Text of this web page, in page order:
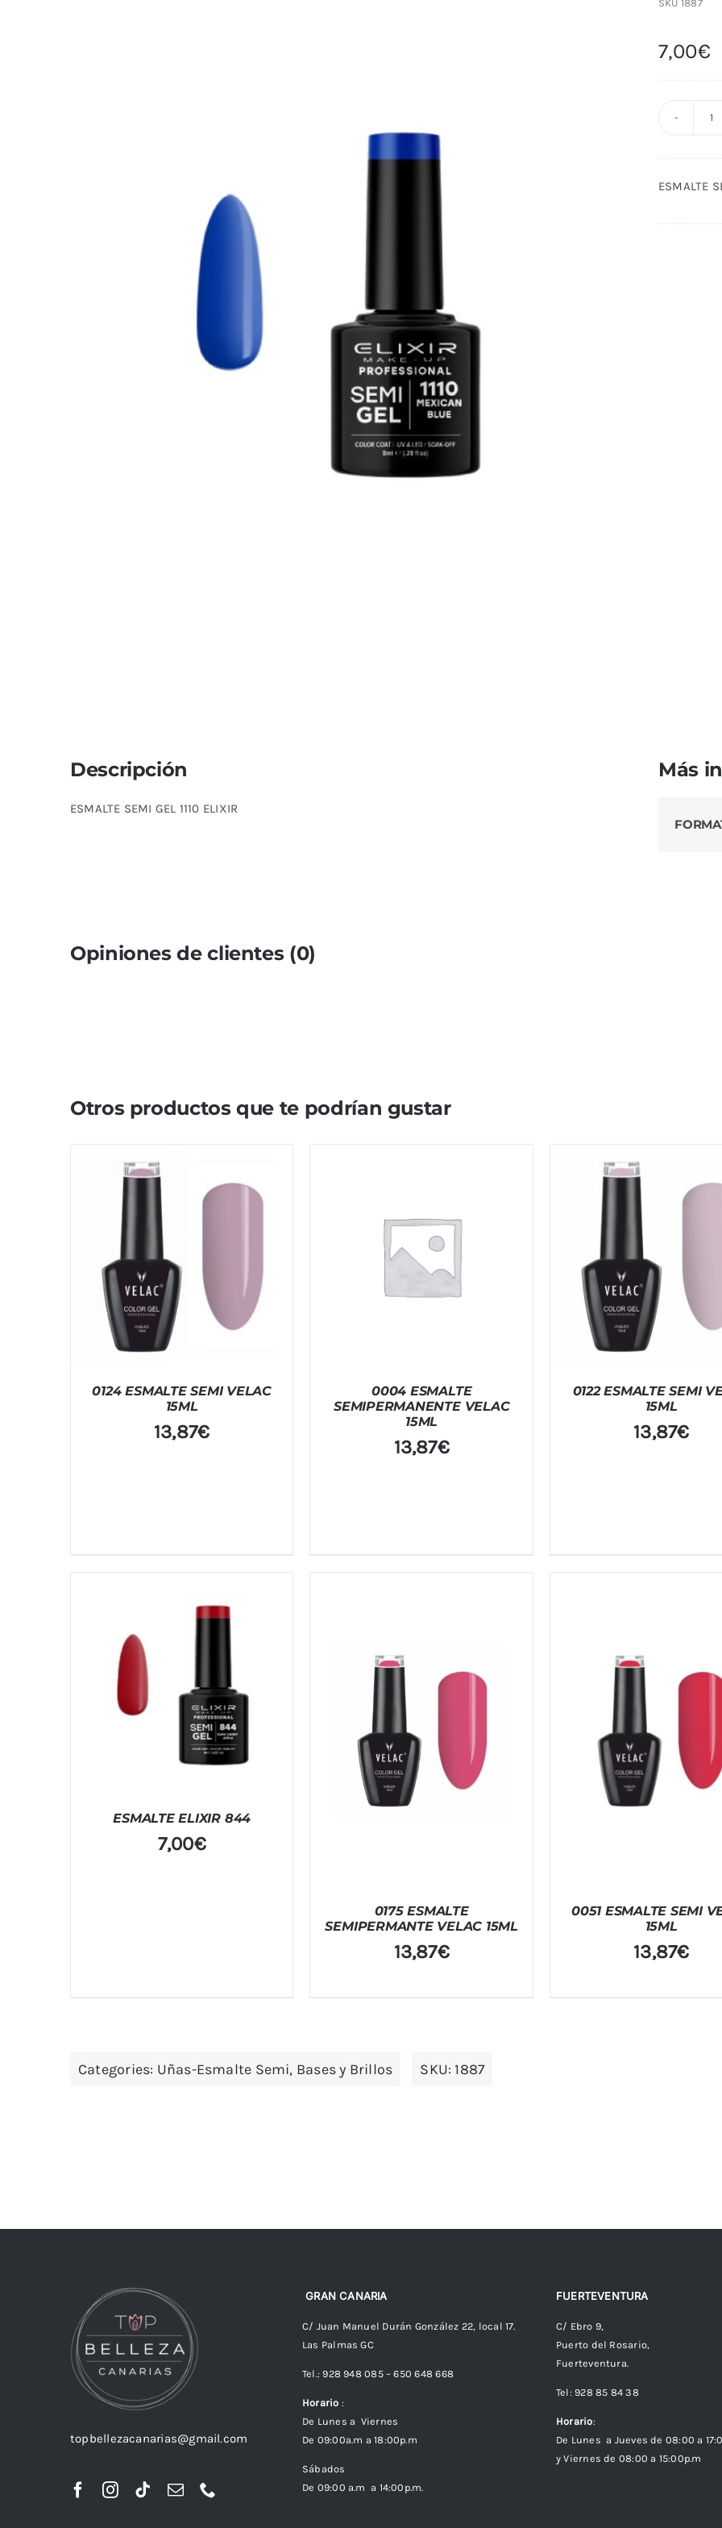
SKU 1887
7,00€
ESMALTE
Descripción
ESMALTE SEMI GEL 1110 ELIXIR
Más
Opiniones de clientes (0)
Otros productos que te podrían gustar
0124 ESMALTE SEMI VELAC
15ML
13,87€
0004 ESMALTE
SEMIPERMANENTE VELAC
15ML
13,87€
0122 ESMALTE SEMI
15ML
13,87€
ESMALTE ELIXIR 844
7,00€
0175 ESMALTE
SEMIPERMANTE VELAC 15ML
13,87€
0051 ESMALTE SEMI
15ML
13,87€
Categories: Uñas-Esmalte Semi, Bases y Brillos SKU:1887
topbellezacanarias@gmail.com
GRAN CANARIA
C/ Juan Manuel Durán González 22, local 17.
Las Palmas GC
Tel.: 928 948 085 – 650 648 668
Horario :
De Lunes a Viernes
De 09:00a.m a 18:00p.m
Sábados
De 09:00 a.m a 14:00p.m.
FUERTEVENTURA
C/ Ebro 9,
Puerto del Rosario,
Fuerteventura.
Tel: 928 85 84 38
Horario:
De Lunes a Jueves de 08:00 a
y Viernes de 08:00 a 15:00p.m